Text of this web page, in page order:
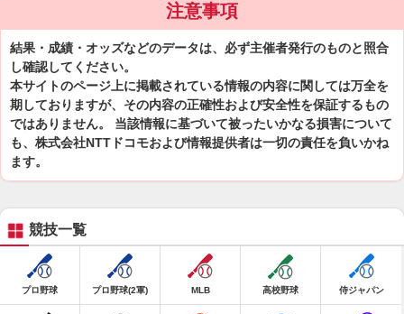
注意事項
結果・成績・オッズなどのデータは、必ず主催者発行のものと照合
し確認してください。
本サイトのページ上に掲載されている情報の内容に関しては万全を
期しておりますが、その内容の正確性および安全性を保証するもの
ではありません。 当該情報に基づいて被ったいかなる損害について
も、株式会社NTTドコモおよび情報提供者は一切の責任を負いかね
ます。
競技一覧
プロ野球 プロ野球(2軍) MLB 高校野球 侍ジャパン